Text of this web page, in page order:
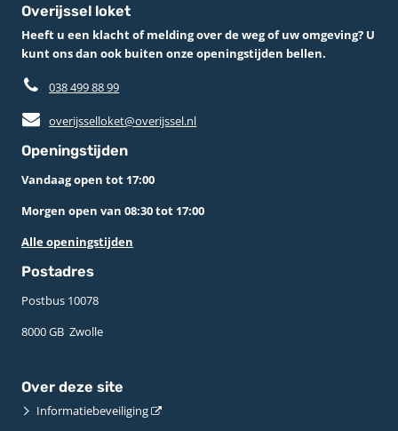
Overijssel loket
Heeft u een klacht of melding over de weg of uw omgeving? U
kunt ons dan ook buiten onze openingstijden bellen.
038 499 88 99
overijsselloket@overijssel.nl
Openingstijden
Vandaag open tot 17:00
Morgen open van 08:30 tot 17:00
Alle openingstijden
Postadres
Postbus 10078 ­
8000 GB ­ Zwolle
Over deze site
Informatiebeveiliging